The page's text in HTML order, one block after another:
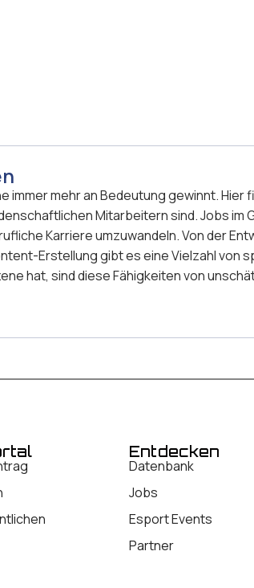
mehr an Bedeutung gewinnt. Hier
Mitarbeitern sind. Jobs im
Karriere umzuwandeln. Von der
Erstellung gibt es eine Vielzahl von
hat, sind diese Fähigkeiten von
Entdecken
Datenbank
Jobs
Esport Events
Partner